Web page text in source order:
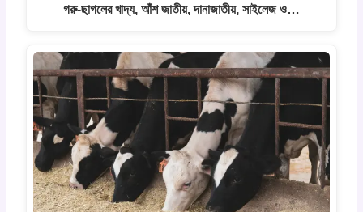
গরু-ছাগলের খাদ্য, আঁশ জাতীয়, দানাজাতীয়, সাইলেজ ও…